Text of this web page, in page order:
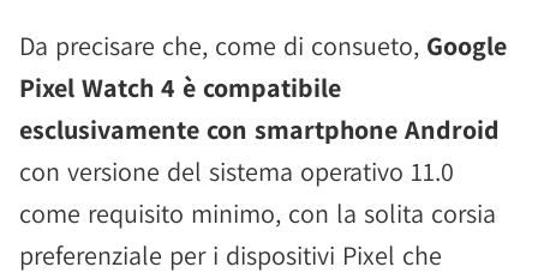
Da precisare che, come di consueto, Google
Pixel Watch 4 è compatibile
esclusivamente con smartphone Android
con versione del sistema operativo 11.0
come requisito minimo, con la solita corsia
preferenziale per i dispositivi Pixel che